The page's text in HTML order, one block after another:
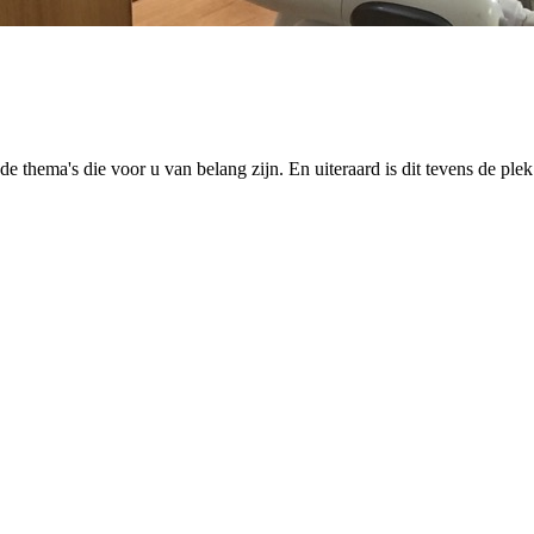
thema's die voor u van belang zijn. En uiteraard is dit tevens de